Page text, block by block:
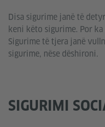
Disa sigurime janë të
keni këto sigurime. Por
Sigurime të tjera janë
sigurime, nëse dëshironi.
SIGURIMI